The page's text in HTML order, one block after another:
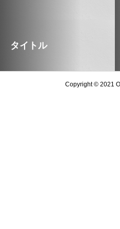
タイトル
Copyright © 2021